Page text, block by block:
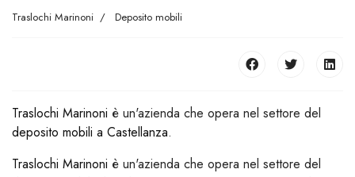
Traslochi Marinoni Deposito mobili
Traslochi Marinoni è un'azienda che opera nel settore del
deposito mobili a Castellanza.
Traslochi Marinoni è un'azienda che opera nel settore del